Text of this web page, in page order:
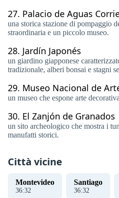
27. Palacio de Aguas
una storica stazione di pompaggio
straordinaria e un piccolo museo.
28. Jardín Japonés
un giardino giapponese
tradizionale, alberi bonsai e stagni
29. Museo Nacional de
un museo che espone arte
30. El Zanjón de Granados
un sito archeologico che mostra i
manufatti storici.
Città vicine
Montevideo
36:32
Santiago
36:32